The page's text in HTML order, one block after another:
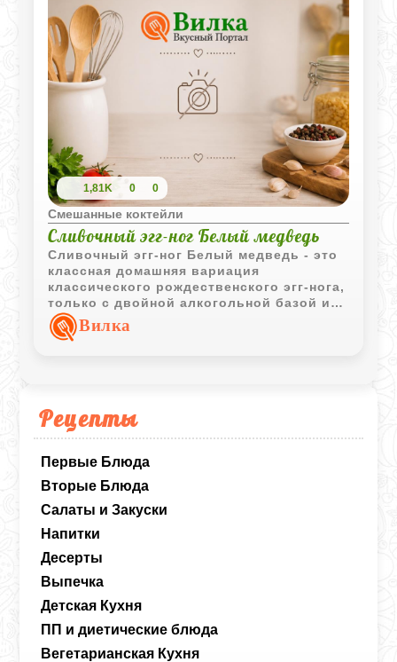
Рецепты
Первые Блюда
Вторые Блюда
Салаты и Закуски
Напитки
Десерты
Выпечка
Детская Кухня
ПП и диетические блюда
Вегетарианская Кухня
1,81K 0 0
Смешанные коктейли
Сливочный эгг-ног Белый медведь
Сливочный эгг-ног Белый медведь - это
классная домашняя вариация
классического рождественского эгг-нога,
только с двойной алкогольной базой из
рома и водки. Коктейль получается
очень густым, обволакивающим и
ощутимый. Идеальная штука для
большой и шумной вечеринки в
Вилка